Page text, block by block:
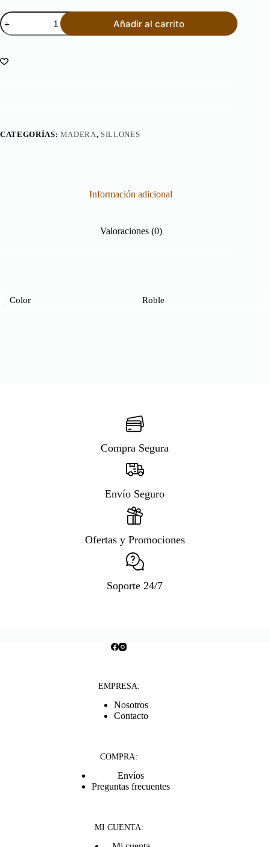
Sillón
Imperial
cantidad
Añadir al carrito
CATEGORÍAS: MADERA, SILLONES
Información adicional
Valoraciones (0)
Color Roble
Compra Segura
Envío Seguro
Ofertas y Promociones
Soporte 24/7
EMPRESA:
Nosotros
Contacto
COMPRA:
Envíos
Preguntas frecuentes
MI CUENTA: